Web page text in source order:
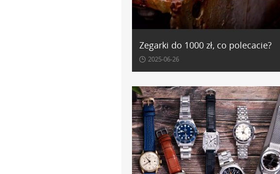
Zegarki do 1000 zł, co polecacie?
2025-06-26